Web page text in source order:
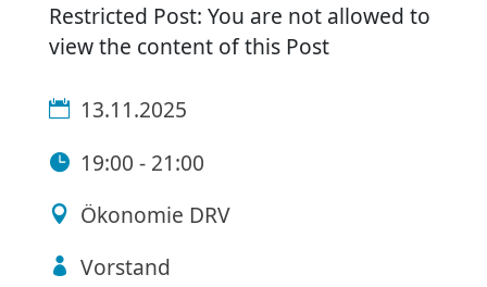
Restricted Post: You are not allowed to
view the content of this Post
13.11.2025
19:00 - 21:00
Ökonomie DRV
Vorstand